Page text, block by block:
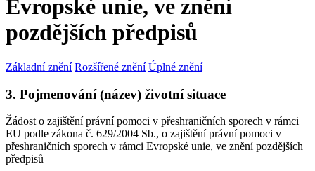
Evropské unie, ve znění
pozdějších předpisů
Základní znění Rozšířené znění Úplné znění
3. Pojmenování (název) životní situace
Žádost o zajištění právní pomoci v přeshraničních sporech v rámci
EU podle zákona č. 629/2004 Sb., o zajištění právní pomoci v
přeshraničních sporech v rámci Evropské unie, ve znění pozdějších
předpisů